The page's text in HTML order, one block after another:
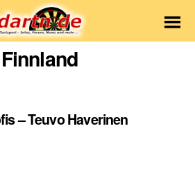
Dartn.de
Finnland
– Teuvo Haverinen